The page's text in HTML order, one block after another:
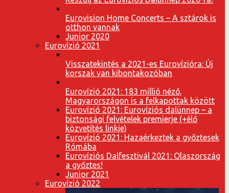
Eurovision Home Concerts – A sztárok is
otthon vannak
Junior 2020
Eurovízió 2021
Visszatekintés a 2021-es Eurovízióra: Új
korszak van kibontakozóban
Eurovízió 2021: 183 millió néző,
Magyarországon is a felkapottak között
Eurovízió 2021: Eurovíziós dalünnep – a
biztonsági felvételek premierje (+élő
közvetítés linkje)
Eurovízió 2021: Hazaérkeztek a győztesek
Rómába
Eurovíziós Dalfesztivál 2021: Olaszország
a győztes!
Junior 2021
Eurovízió 2022